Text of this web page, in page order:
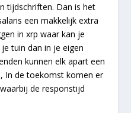
tijdschriften. Dan is het
een makkelijk extra
in xrp waar kan je
tuin dan in je eigen
kunnen elk apart een
In de toekomst komen er
de responstijd